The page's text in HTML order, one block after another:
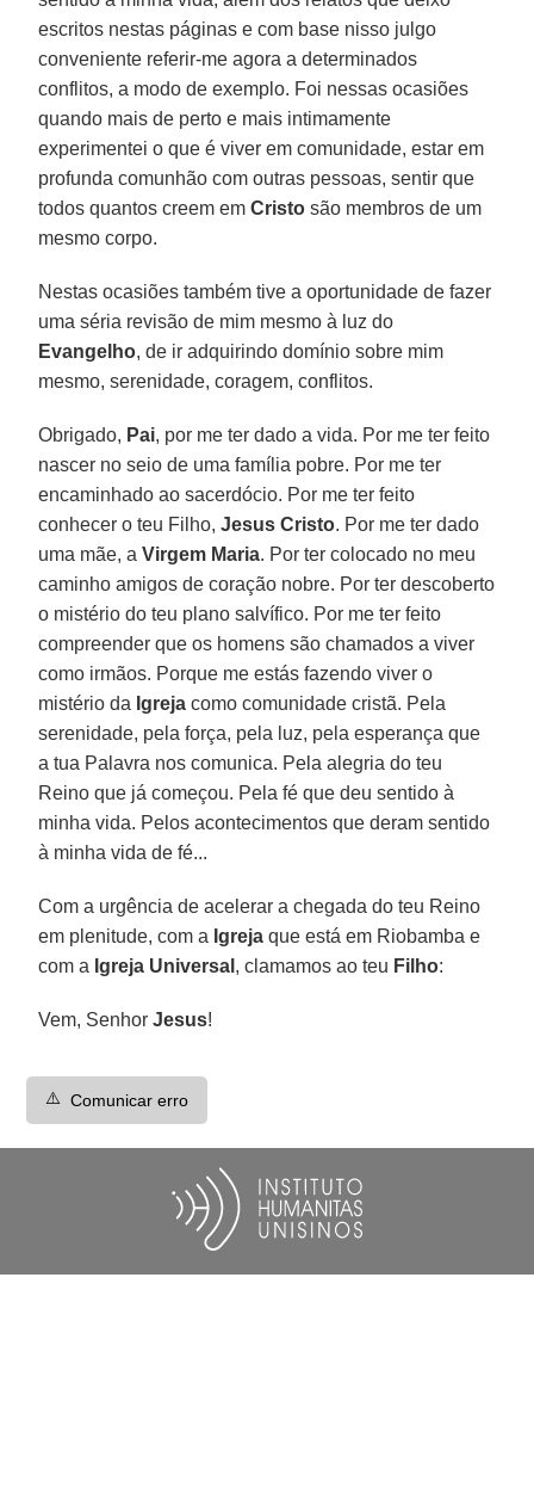
escritos nestas páginas e com base nisso julgo
conveniente referir-me agora a determinados
conflitos, a modo de exemplo. Foi nessas ocasiões
quando mais de perto e mais intimamente
experimentei o que é viver em comunidade, estar em
profunda comunhão com outras pessoas, sentir que
todos quantos creem emCristo são membros de um
mesmo corpo.
Nestas ocasiões também tive a oportunidade de fazer
uma séria revisão de mim mesmo à luz do
Evangelho, de ir adquirindo domínio sobre mim
mesmo, serenidade, coragem, conflitos.
Obrigado, Pai, por me ter dado a vida. Por me ter feito
nascer no seio de uma família pobre. Por me ter
encaminhado ao sacerdócio. Por me ter feito
conhecer o teu Filho,Jesus Cristo. Por me ter dado
uma mãe, aVirgem Maria. Por ter colocado no meu
caminho amigos de coração nobre. Por ter descoberto
o mistério do teu plano salvífico. Por me ter feito
compreender que os homens são chamados a viver
como irmãos. Porque me estás fazendo viver o
mistério da Igreja como comunidade cristã. Pela
serenidade, pela força, pela luz, pela esperança que
a tua Palavra nos comunica. Pela alegria do teu
Reino que já começou. Pela fé que deu sentido à
minha vida. Pelos acontecimentos que deram sentido
à minha vida de fé...
Com a urgência de acelerar a chegada do teu Reino
em plenitude, com a Igreja que está em Riobamba e
com a Igreja Universal , clamamos ao teu Filho:
Vem, SenhorJesus!
⚠️ Comunicar erro